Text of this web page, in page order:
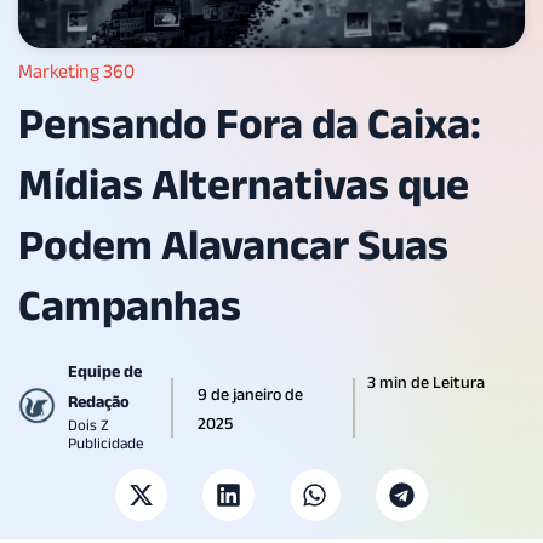
Marketing 360
Pensando Fora da Caixa:
Mídias Alternativas que
Podem Alavancar Suas
Campanhas
Equipe de
Redação
Dois Z
Publicidade
9 de janeiro de
2025
3 min de Leitura